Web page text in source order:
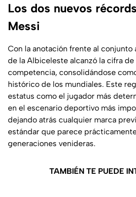
Los dos nuevos
Messi
Con la anotación frente al conjunto
de la Albiceleste alcanzó la cifra
competencia, consolidándose
histórico de los mundiales. Este
estatus como el jugador más
en el escenario deportivo más
dejando atrás cualquier marca
estándar que parece
generaciones venideras.
TAMBIÉN TE PUEDE